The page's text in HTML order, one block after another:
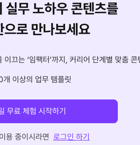
무 노하우 콘텐츠를
으로 만나보세요
이끄는 ‘임팩터’까지, 커리어 단계별 맞춤 콘
이상의 업무 템플릿
무료 체험 시작하기
용 중이시라면 로그인 하기